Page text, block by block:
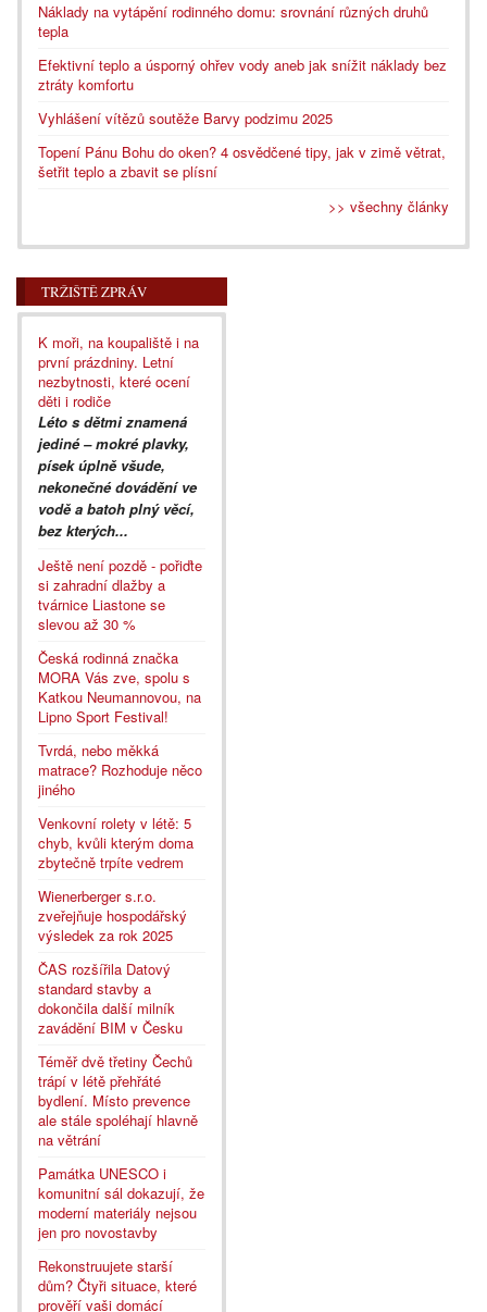
Náklady na vytápění rodinného domu: srovnání různých druhů
tepla
Efektivní teplo a úsporný ohřev vody aneb jak snížit náklady bez
ztráty komfortu
Vyhlášení vítězů soutěže Barvy podzimu 2025
Topení Pánu Bohu do oken? 4 osvědčené tipy, jak v zimě větrat,
šetřit teplo a zbavit se plísní
>> všechny články
TRŽIŠTĚ ZPRÁV
K moři, na koupaliště i na
první prázdniny. Letní
nezbytnosti, které ocení
děti i rodiče
Léto s dětmi znamená
jediné – mokré plavky,
písek úplně všude,
nekonečné dovádění ve
vodě a batoh plný věcí,
bez kterých...
Ještě není pozdě - pořiďte
si zahradní dlažby a
tvárnice Liastone se
slevou až 30 %
Česká rodinná značka
MORA Vás zve, spolu s
Katkou Neumannovou, na
Lipno Sport Festival!
Tvrdá, nebo měkká
matrace? Rozhoduje něco
jiného
Venkovní rolety v létě: 5
chyb, kvůli kterým doma
zbytečně trpíte vedrem
Wienerberger s.r.o.
zveřejňuje hospodářský
výsledek za rok 2025
ČAS rozšířila Datový
standard stavby a
dokončila další milník
zavádění BIM v Česku
Téměř dvě třetiny Čechů
trápí v létě přehřáté
bydlení. Místo prevence
ale stále spoléhají hlavně
na větrání
Památka UNESCO i
komunitní sál dokazují, že
moderní materiály nejsou
jen pro novostavby
Rekonstruujete starší
dům? Čtyři situace, které
prověří vaši domácí